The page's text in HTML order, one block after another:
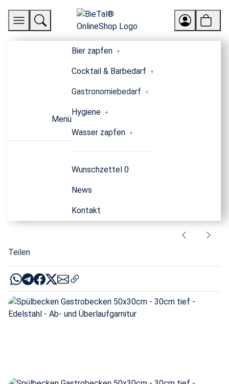
Menü
Bier zapfen
Cocktail & Barbedarf
Gastronomiebedarf
Hygiene
Wasser zapfen
Wunschzettel 0
News
Kontakt
Teilen